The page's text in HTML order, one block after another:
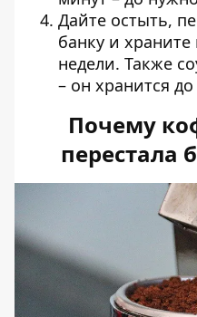
Дайте остыть,
банку и
недели. Также
– он хранится
Почему
перестала